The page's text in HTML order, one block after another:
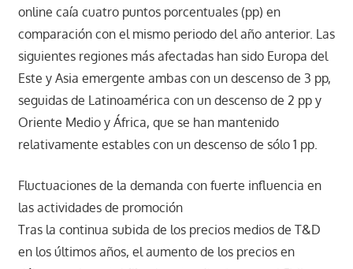
online caía cuatro puntos porcentuales (pp) en
comparación con el mismo periodo del año anterior. Las
siguientes regiones más afectadas han sido Europa del
Este y Asia emergente ambas con un descenso de 3 pp,
seguidas de Latinoamérica con un descenso de 2 pp y
Oriente Medio y África, que se han mantenido
relativamente estables con un descenso de sólo 1 pp.
Fluctuaciones de la demanda con fuerte influencia en
las actividades de promoción
Tras la continua subida de los precios medios de T&D
en los últimos años, el aumento de los precios en